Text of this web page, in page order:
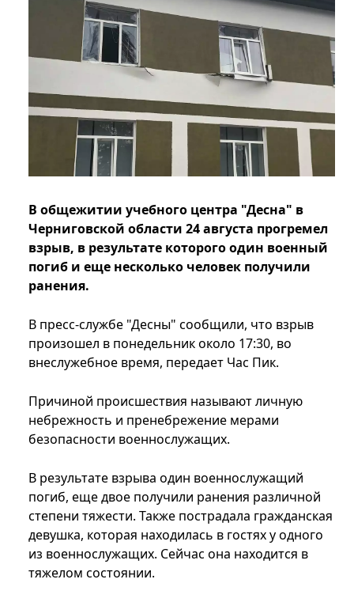
В общежитии учебного центра "Десна" в
Черниговской области 24 августа прогремел
взрыв, в результате которого один военный
погиб и еще несколько человек получили
ранения.
В пресс-службе "Десны" сообщили, что взрыв
произошел в понедельник около 17:30, во
внеслужебное время, передает Час Пик.
Причиной происшествия называют личную
небрежность и пренебрежение мерами
безопасности военнослужащих.
В результате взрыва один военнослужащий
погиб, еще двое получили ранения различной
степени тяжести. Также пострадала гражданская
девушка, которая находилась в гостях у одного
из военнослужащих. Сейчас она находится в
тяжелом состоянии.